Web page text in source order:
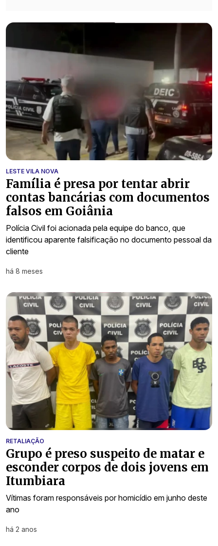
LESTE VILA NOVA
Família é presa por tentar abrir
contas bancárias com documentos
falsos em Goiânia
Polícia Civil foi acionada pela equipe do banco, que
identificou aparente falsificação no documento pessoal da
cliente
há 8 meses
RETALIAÇÃO
Grupo é preso suspeito de matar e
esconder corpos de dois jovens em
Itumbiara
Vítimas foram responsáveis por homicídio em junho deste
ano
há 2 anos